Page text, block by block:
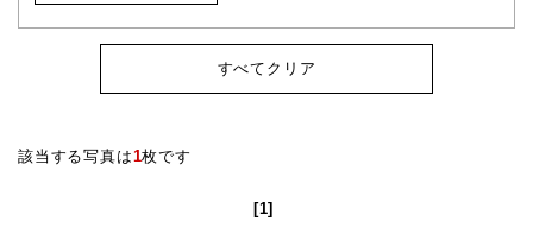
すべてクリア
該当する写真は1枚です
[1]